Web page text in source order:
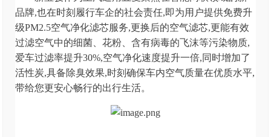
品牌,也在时刻履行车企的社会责任,即为用户提供免费升
级PM2.5空气净化滤芯服务,更换后的空气滤芯,更能有效
过滤空气中的细菌、花粉、含有病毒的飞沫等污染物质,
爱车过滤率提升30%,空气净化速度提升一倍,同时增加了
活性炭,具备除臭效果,时刻确保车内空气质量在优质水平,
带给您更安心畅行的出行生活。